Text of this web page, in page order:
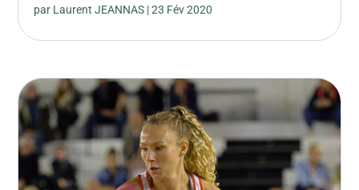
par Laurent JEANNAS |23 Fév 2020